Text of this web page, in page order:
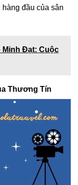
đầu của sân
Minh Đạt: Cuộc
Thương Tín